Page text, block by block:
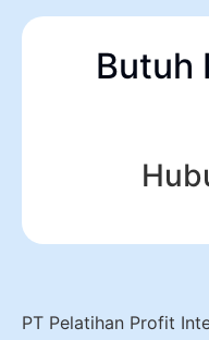
Butuh
PT Pelatihan Profit